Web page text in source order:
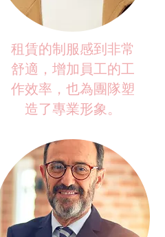
租賃的制服感到非常
舒適，增加員工的工
作效率，也為團隊塑
造了專業形象。